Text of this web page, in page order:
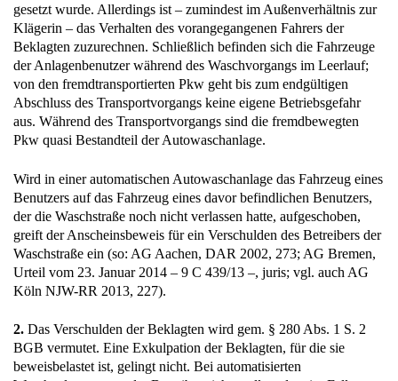
gesetzt wurde. Allerdings ist – zumindest im Außenverhältnis zur
Klägerin – das Verhalten des vorangegangenen Fahrers der
Beklagten zuzurechnen. Schließlich befinden sich die Fahrzeuge
der Anlagenbenutzer während des Waschvorgangs im Leerlauf;
von den fremdtransportierten Pkw geht bis zum endgültigen
Abschluss des Transportvorgangs keine eigene Betriebsgefahr
aus. Während des Transportvorgangs sind die fremdbewegten
Pkw quasi Bestandteil der Autowaschanlage.
Wird in einer automatischen Autowaschanlage das Fahrzeug eines
Benutzers auf das Fahrzeug eines davor befindlichen Benutzers,
der die Waschstraße noch nicht verlassen hatte, aufgeschoben,
greift der Anscheinsbeweis für ein Verschulden des Betreibers der
Waschstraße ein (so: AG Aachen, DAR 2002, 273; AG Bremen,
Urteil vom 23. Januar 2014 – 9 C 439/13 –, juris; vgl. auch AG
Köln NJW-RR 2013, 227).
2. Das Verschulden der Beklagten wird gem. § 280 Abs. 1 S. 2
BGB vermutet. Eine Exkulpation der Beklagten, für die sie
beweisbelastet ist, gelingt nicht. Bei automatisierten